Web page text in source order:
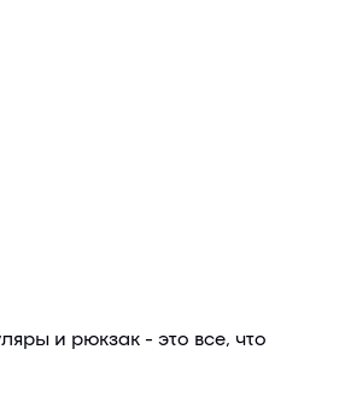
и рюкзак - это все, что